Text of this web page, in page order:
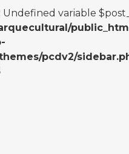
: Undefined variable
pcdv2/